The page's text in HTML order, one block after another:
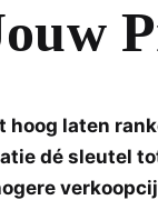
laten
dé sleutel